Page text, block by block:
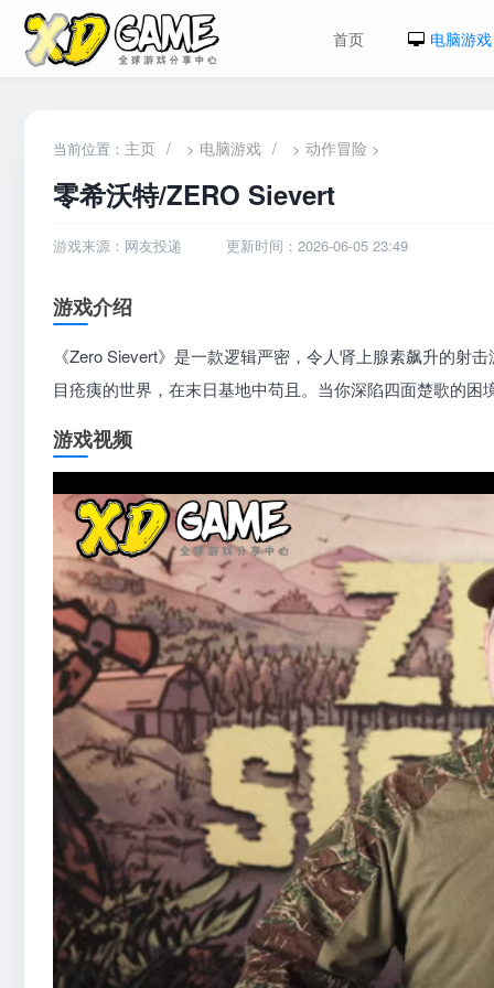
首页 电脑游戏
当前位置： 主页 / > 电脑游戏 / > 动作冒险 >
零希沃特/ZERO Sievert
游戏来源：网友投递 更新时间：2026-06-05 23:49
游戏介绍
《Zero Sievert》是一款逻辑严密，令人肾上腺素飙升的射
目疮痍的世界，在末日基地中苟且。当你深陷四面楚歌的
游戏视频